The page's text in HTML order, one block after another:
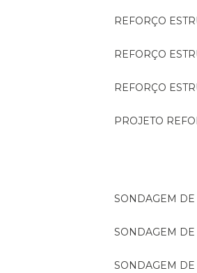
REFORÇO
REFORÇO
REFORÇO
PROJETO
SONDAGEM
SONDAGEM
SONDAGEM